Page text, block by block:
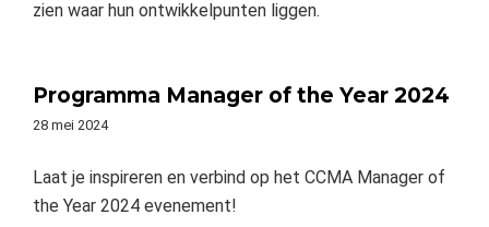
zien waar hun ontwikkelpunten liggen.
Programma Manager of the Year 2024
28 mei 2024
Laat je inspireren en verbind op het CCMA Manager of
the Year 2024 evenement!